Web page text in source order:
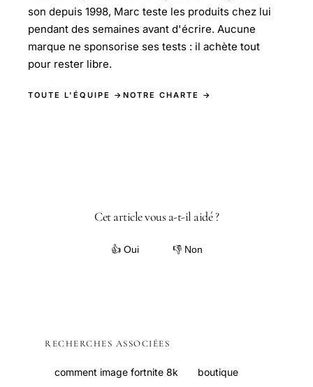
son depuis 1998, Marc teste les produits chez lui
pendant des semaines avant d'écrire. Aucune
marque ne sponsorise ses tests : il achète tout
pour rester libre.
TOUTE L'ÉQUIPE → NOTRE CHARTE →
Cet article vous a-t-il aidé ?
👍 Oui 👎 Non
RECHERCHES ASSOCIÉES
comment image fortnite 8k boutique